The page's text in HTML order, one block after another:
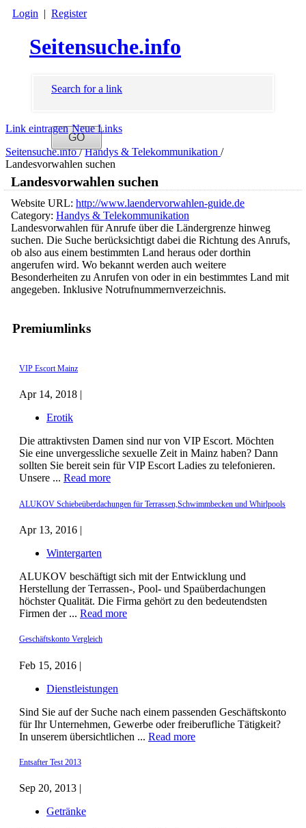
Login | Register
Seitensuche.info
Search for a link
Link eintragen Neue Links
Seitensuche.info/ Handys & Telekommunikation /
Landesvorwahlen suchen
Premiumlinks
VIP Escort Mainz
Apr 14, 2018 |
Erotik
Die attraktivsten Damen sind nur von VIP Escort. Möchten
Sie eine unvergessliche sexuelle Zeit in Mainz haben? Dann
sollten Sie bereit sein für VIP Escort Ladies zu telefonieren.
Unsere ... Read more
ALUKOV Schiebeüberdachungen für Terrassen,Schwimmbecken und Whirlpools
Apr 13, 2016 |
Wintergarten
ALUKOV beschäftigt sich mit der Entwicklung und
Herstellung der Terrassen-, Pool- und Spaüberdachungen
höchster Qualität. Die Firma gehört zu den bedeutendsten
Firmen der ... Read more
Geschäftskonto Vergleich
Feb 15, 2016 |
Dienstleistungen
Sind Sie auf der Suche nach einem passenden Geschäftskonto
für Ihr Unternehmen, Gewerbe oder freiberufliche Tätigkeit?
In unserem übersichtlichen ... Read more
Entsafter Test 2013
Sep 20, 2013 |
Getränke
Landesvorwahlen suchen
Website URL: http://www.laendervorwahlen-guide.de
Category: Handys & Telekommunikation
Landesvorwahlen für Anrufe über die Ländergrenze hinweg
suchen. Die Suche berücksichtigt dabei die Richtung des Anrufs,
ob also aus einem bestimmten Land heraus oder dorthin
angerufen wird. Wo bekannt werden auch weitere
Besonderheiten zu Anrufen von oder in ein bestimmtes Land mit
angegeben. Inklusive Notrufnummernverzeichnis.